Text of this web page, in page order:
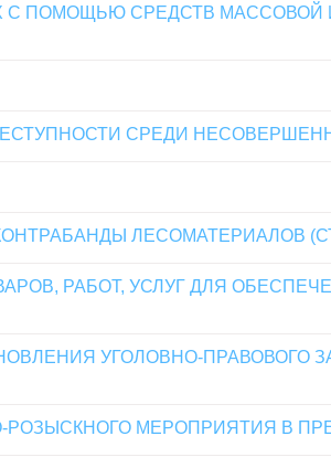
С ПОМОЩЬЮ СРЕДСТВ МАССОВОЙ
СРЕДИ
ЛЕСОМАТЕРИАЛОВ (СТ.
РАБОТ, УСЛУГ ДЛЯ
УГОЛОВНО-ПРАВОВОГО
МЕРОПРИЯТИЯ В